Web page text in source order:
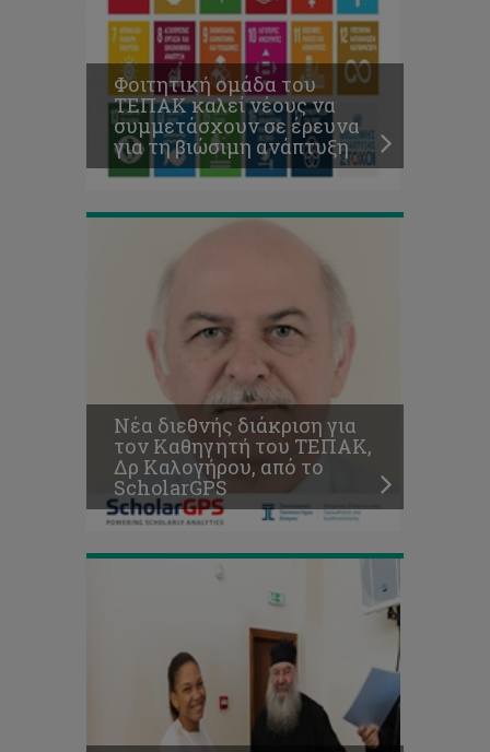
Φοιτητική ομάδα του
ΤΕΠΑΚ καλεί νέους να
συμμετάσχουν σε έρευνα
για τη βιώσιμη ανάπτυξη
Καθηγητή
του
ΤΕΠΑΚ,
Δρ
Καλογήρου,
από
το
ScholarGPS
Νέα διεθνής διάκριση για
τον Καθηγητή του ΤΕΠΑΚ,
Δρ Καλογήρου, από το
ScholarGPS
Λεμεσού
απένειμε
υποτροφίες
σε
φοιτήτριες
και
φοιτητές
του
ΤΕΠΑΚ